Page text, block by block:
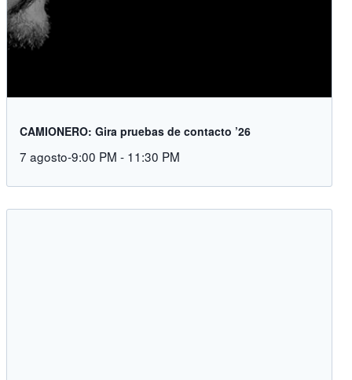
CAMIONERO: Gira pruebas de contacto ’26
7 agosto-9:00 PM - 11:30 PM